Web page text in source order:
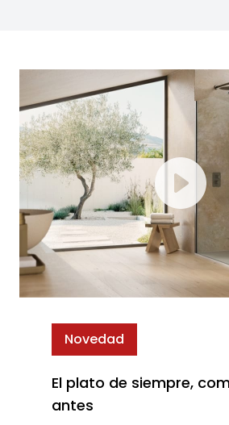
Novedad
El plato de siempre,
antes